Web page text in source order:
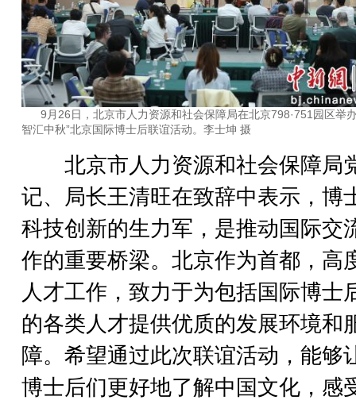
9月26日，北京市人力资源和社会保障局在北京798·751园区举
智汇中秋”北京国际博士后联谊活动。李士坤 摄
北京市人力资源和社会保障局
记、局长王清旺在致辞中表示，博
科技创新的生力军，是推动国际交
作的重要桥梁。北京作为首都，高
人才工作，致力于为包括国际博士
的各类人才提供优质的发展环境和
障。希望通过此次联谊活动，能够
博士后们更好地了解中国文化，感